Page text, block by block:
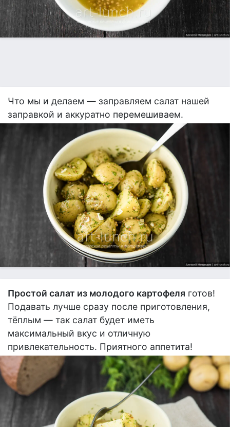
Что мы и делаем — заправляем салат нашей
заправкой и аккуратно перемешиваем.
Простой салат из молодого картофеля готов!
Подавать лучше сразу после приготовления,
тёплым — так салат будет иметь
максимальный вкус и отличную
привлекательность. Приятного аппетита!